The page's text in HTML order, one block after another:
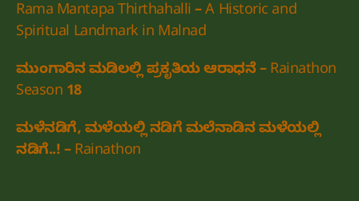
Rama Mantapa Thirthahalli – A Historic and
Spiritual Landmark in Malnad
ಮುಂಗಾರಿನ ಮಡಿಲಲ್ಲಿ ಪ್ರಕೃತಿಯ ಆರಾಧನೆ – Rainathon
Season 18
ಮಳೆನಡಿಗೆ, ಮಳೆಯಲ್ಲಿ ನಡಿಗೆ ಮಲೆನಾಡಿನ ಮಳೆಯಲ್ಲಿ
ನಡಿಗೆ..! – Rainathon